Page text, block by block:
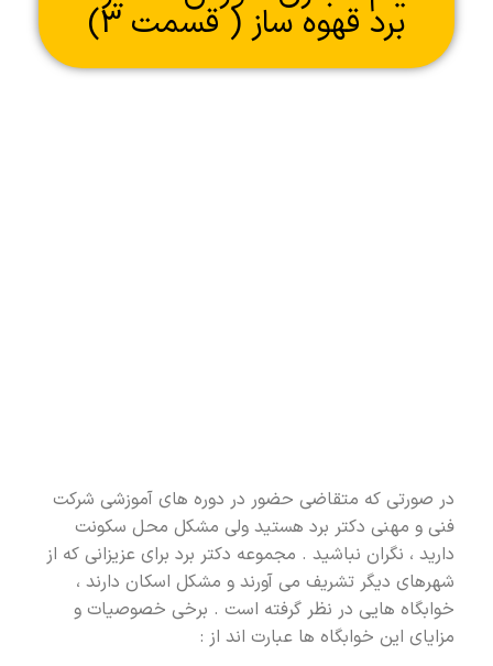
برد قهوه ساز ( قسمت 3)
در صورتی که متقاضی حضور در دوره های آموزشی شرکت
فنی و مهنی دکتر برد هستید ولی مشکل محل سکونت
دارید ، نگران نباشید . مجموعه دکتر برد برای عزیزانی که از
شهرهای دیگر تشریف می آورند و مشکل اسکان دارند ،
خوابگاه هایی در نظر گرفته است . برخی خصوصیات و
مزایای این خوابگاه ها عبارت اند از :